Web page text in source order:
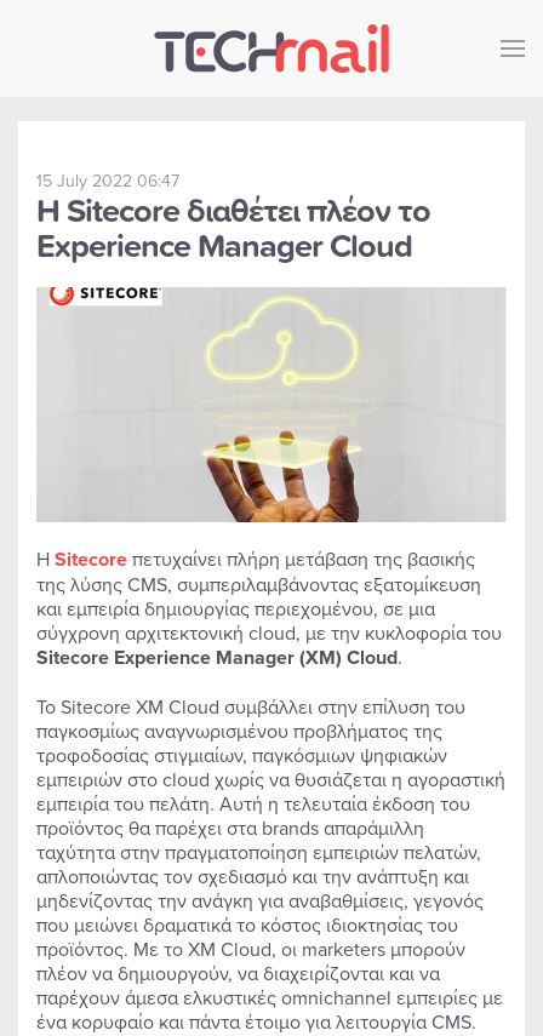
Skip to main content
15 July 2022 06:47
Η Sitecore διαθέτει πλέον το
Experience Manager Cloud
ΗSitecoreπετυχαίνει πλήρη μετάβαση της βασικής
της λύσης CMS, συμπεριλαμβάνοντας εξατομίκευση
και εμπειρία δημιουργίας περιεχομένου, σε μια
σύγχρονη αρχιτεκτονική cloud, με την κυκλοφορία του
Sitecore Experience Manager (XM) Cloud.
Το Sitecore XM Cloud συμβάλλει στην επίλυση του
παγκοσμίως αναγνωρισμένου προβλήματος της
τροφοδοσίας στιγμιαίων, παγκόσμιων ψηφιακών
εμπειριών στο cloud χωρίς να θυσιάζεται η αγοραστική
εμπειρία του πελάτη. Αυτή η τελευταία έκδοση του
προϊόντος θα παρέχει στα brands απαράμιλλη
ταχύτητα στην πραγματοποίηση εμπειριών πελατών,
απλοποιώντας τον σχεδιασμό και την ανάπτυξη και
μηδενίζοντας την ανάγκη για αναβαθμίσεις, γεγονός
που μειώνει δραματικά το κόστος ιδιοκτησίας του
προϊόντος. Με το XM Cloud, οι marketers μπορούν
πλέον να δημιουργούν, να διαχειρίζονται και να
παρέχουν άμεσα ελκυστικές omnichannel εμπειρίες με
ένα κορυφαίο και πάντα έτοιμο για λειτουργία CMS.